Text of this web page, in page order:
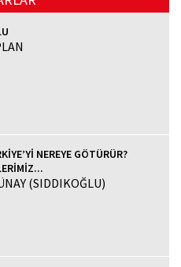
NEREYE GÖTÜRÜR?
(SIDDIKOĞLU)